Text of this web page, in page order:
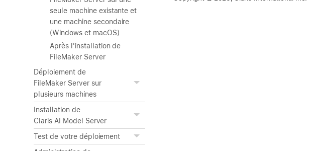
seule machine existante et
une machine secondaire
(Windows et macOS)
Après l'installation de
FileMaker Server
Déploiement de
FileMaker Server sur
plusieurs machines
Installation de
Claris AI Model Server
Test de votre déploiement